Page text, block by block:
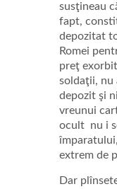
susţineau
fapt,
depozitat
Romei
preţ
soldaţii, nu
depozit şi
vreunui
ocult nu i
extrem de
Dar